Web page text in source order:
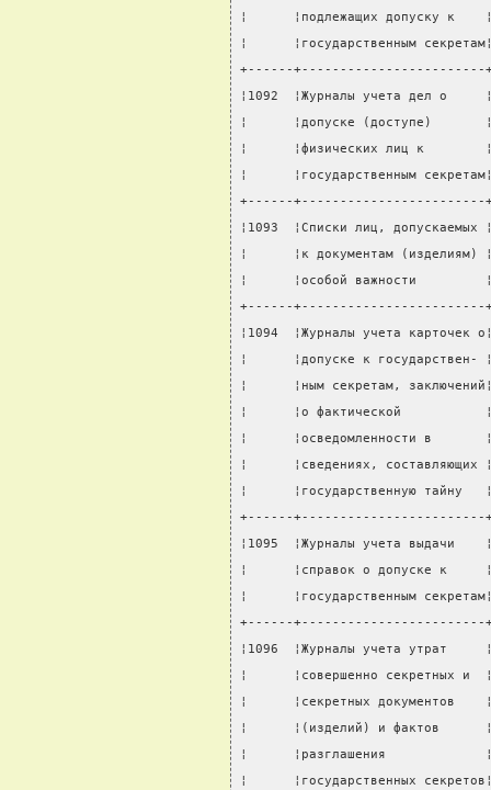
¦      ¦подлежащих
¦      ¦государственным
+------+------------------------
¦1092  ¦Журналы учета
¦      ¦допуске
¦      ¦физических лиц
¦      ¦государственным
+------+------------------------
¦1093  ¦Списки лиц,
¦      ¦к документам
¦      ¦особой
+------+------------------------
¦1094  ¦Журналы учета
¦      ¦допуске к
¦      ¦ным секретам,
¦      ¦о фактической
¦
¦      ¦сведениях,
¦      ¦государственную
+------+------------------------
¦1095  ¦Журналы учета
¦      ¦справок о
¦      ¦государственным
+------+------------------------
¦1096  ¦Журналы учета
¦      ¦совершенно
¦      ¦секретных
¦      ¦(изделий) и
¦      ¦разглашения
¦      ¦государственных